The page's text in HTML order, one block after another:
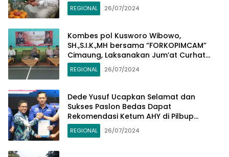
REGIONAL 26/07/2024
Kombes pol Kusworo Wibowo,
SH.,S.I.K.,MH bersama “FORKOPIMCAM”
Cimaung, Laksanakan Jum’at Curhat
Jelang Pemilu Serentak 2024
REGIONAL 26/07/2024
Dede Yusuf Ucapkan Selamat dan
Sukses Paslon Bedas Dapat
Rekomendasi Ketum AHY di Pilbup
Bandung
REGIONAL 26/07/2024